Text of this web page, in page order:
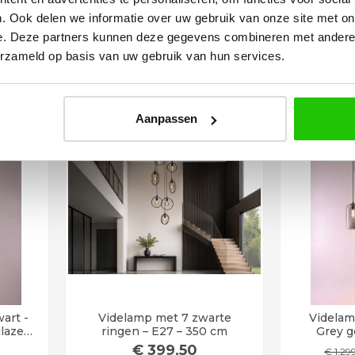
Ook delen we informatie over uw gebruik van onze site met
Deze partners kunnen deze gegevens combineren met
op basis van uw gebruik van hun services.
Aanpassen
Amber Glas
€ 554 ,50
SW10297
In voorraad
€1.175
-
Videlamp met 7 zwarte
ringen – E27 – 350 cm
€399,50
23%
Grey
€